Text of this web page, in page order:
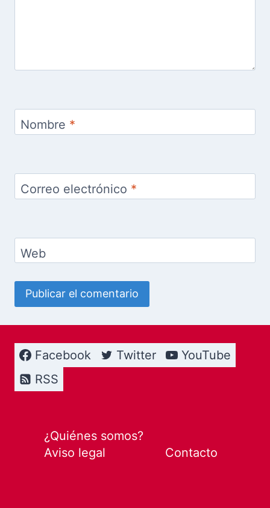
Nombre *
Correo electrónico *
Web
Facebook Twitter
YouTube
RSS
¿Quiénes somos?
Aviso legal
Contacto